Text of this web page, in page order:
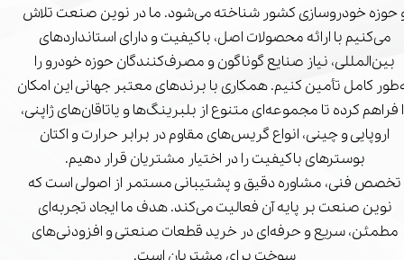
حوزه خودروسازی کشور شناخته می‌شود. ما در نوین صنعت تلاش
می‌کنیم با ارائه محصولات اصل، باکیفیت و دارای استانداردهای
بین‌المللی، نیاز صنایع گوناگون و مصرف‌کنندگان حوزه خودرو را
کامل تأمین کنیم. همکاری با برندهای معتبر جهانی این امکان
فراهم کرده تا مجموعه‌ای متنوع از بلبرینگ‌ها و یاتاقان‌های ژاپنی،
اروپایی و چینی، انواع گریس‌های مقاوم در برابر حرارت و اکتان
بوسترهای باکیفیت را در اختیار مشتریان قرار دهیم.
تخصص فنی، مشاوره دقیق و پشتیبانی مستمر از اصولی است که
نوین صنعت بر پایه آن فعالیت می‌کند. هدف ما ایجاد تجربه‌ای
مطمئن، سریع و حرفه‌ای در خرید قطعات صنعتی و افزودنی‌های
سوخت برای مشتریان است.